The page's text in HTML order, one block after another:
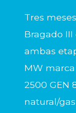
Tres
Bragado
ambas
MW
2500 GEN
natural/gas